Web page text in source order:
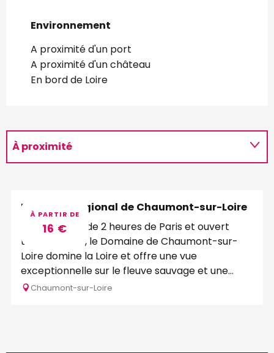
Environnement
Environnement
A proximité d'un port
A proximité d'un château
En bord de Loire
À proximité
À PARTIR DE
16 €
Domaine Régional de Chaumont-sur-Loire
Situé à moins de 2 heures de Paris et ouvert
toute l’année, le Domaine de Chaumont-sur-
Loire domine la Loire et offre une vue
exceptionnelle sur le fleuve sauvage et une
nature...
Chaumont-sur-Loire